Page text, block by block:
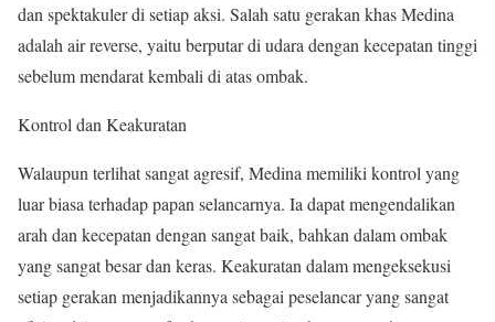
dan spektakuler di setiap aksi. Salah satu gerakan khas Medina
adalah air reverse, yaitu berputar di udara dengan kecepatan tinggi
sebelum mendarat kembali di atas ombak.
Kontrol dan Keakuratan
Walaupun terlihat sangat agresif, Medina memiliki kontrol yang
luar biasa terhadap papan selancarnya. Ia dapat mengendalikan
arah dan kecepatan dengan sangat baik, bahkan dalam ombak
yang sangat besar dan keras. Keakuratan dalam mengeksekusi
setiap gerakan menjadikannya sebagai peselancar yang sangat